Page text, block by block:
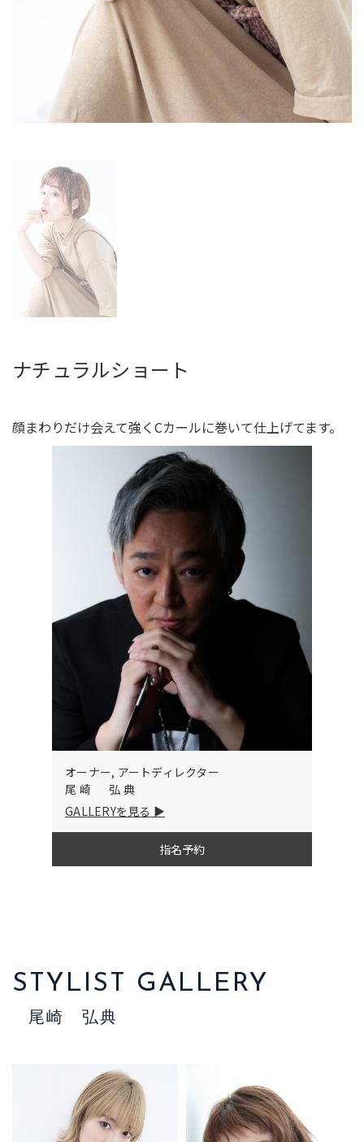
ナチュラルショート
顔まわりだけ会えて強くCカールに巻いて仕上げてます。
オーナー, アートディレクター
尾崎 弘典
GALLERYを見る
指名予約
STYLIST GALLERY
尾崎 弘典